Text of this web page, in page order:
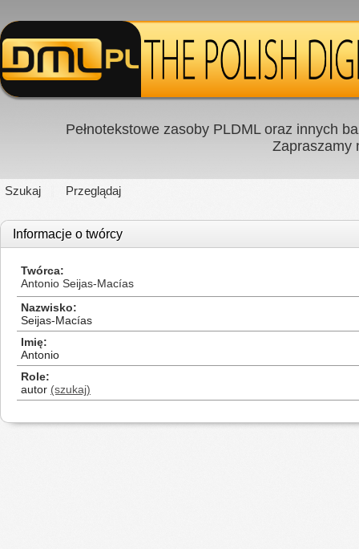
Pełnotekstowe zasoby PLDML oraz innych
Zapraszamy
Szukaj Przeglądaj
Informacje o twórcy
Twórca
Antonio Seijas-Macías
Nazwisko
Seijas-Macías
Imię
Antonio
Role
autor (szukaj)